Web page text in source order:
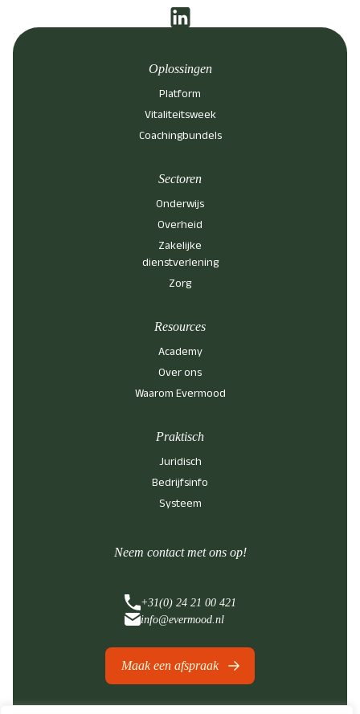
Oplossingen
Platform
Vitaliteitsweek
Coachingbundels
Sectoren
Onderwijs
Overheid
Zakelijke
dienstverlening
Zorg
Resources
Academy
Over ons
Waarom Evermood
Praktisch
Juridisch
Bedrijfsinfo
Systeem
Neem contact met ons op!
+31(0) 24 21 00 421
info@evermood.nl
Maak een afspraak